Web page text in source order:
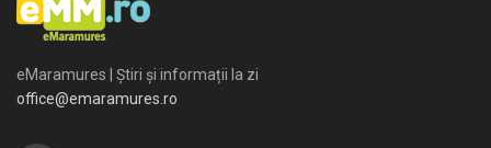
eMaramures | Știri și informații la zi
office@emaramures.ro